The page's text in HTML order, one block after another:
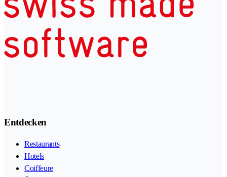
Entdecken
Restaurants
Hotels
Coiffeure